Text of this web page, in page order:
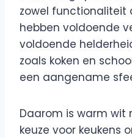
zowel functionaliteit
hebben voldoende
voldoende
zoals koken en
een aangename
Daarom is warm wit
keuze voor keukens